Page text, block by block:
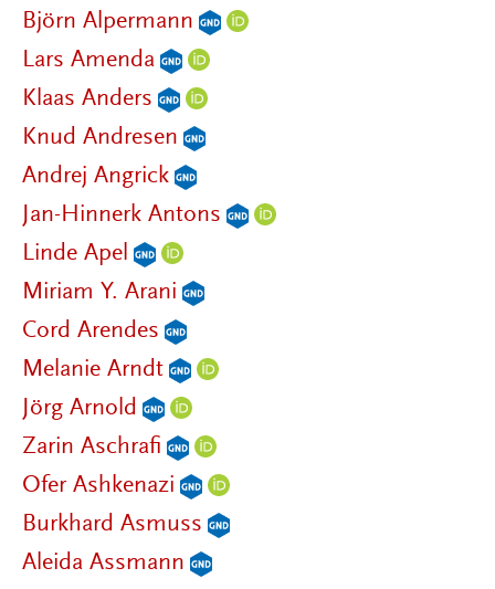
Björn Alpermann
Lars Amenda
Klaas Anders
Knud Andresen
Andrej Angrick
Jan-Hinnerk Antons
Linde Apel
Miriam Y. Arani
Cord Arendes
Melanie Arndt
Jörg Arnold
Zarin Aschrafi
Ofer Ashkenazi
Burkhard Asmuss
Aleida Assmann